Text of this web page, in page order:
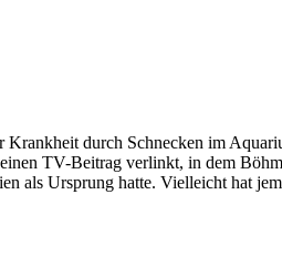
durch Schnecken im
TV-Beitrag verlinkt, in dem
als Ursprung hatte. Vielleicht hat